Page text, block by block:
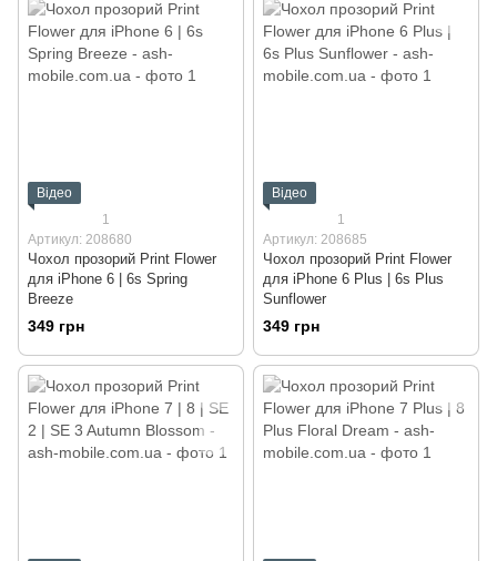
Відео
1
Артикул: 208680
Чохол прозорий Print Flower
для iPhone 6 | 6s Spring
Breeze
349 грн
Відео
1
Артикул: 208685
Чохол прозорий Print Flower
для iPhone 6 Plus | 6s Plus
Sunflower
349 грн